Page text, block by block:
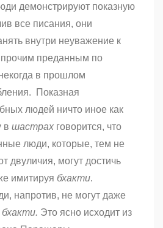
демонстрируют показную
все писания, они
внутри неуважение к
преданным по
в прошлом
Показная
людей ничто иное как
в шастрах говорится, что
люди, которые, тем не
двуличия, могут достичь
имитируя бхакти.
напротив, не могут даже
бхакти. Это ясно исходит из